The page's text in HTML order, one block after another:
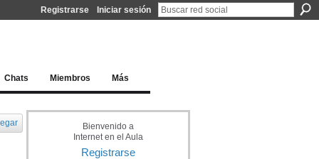
Registrarse Iniciar sesión
Chats Miembros Más
Bienvenido a
Internet en el Aula
Registrarse